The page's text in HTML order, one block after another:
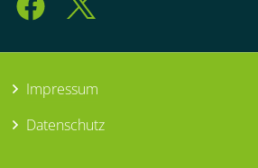
Impressum
Datenschutz